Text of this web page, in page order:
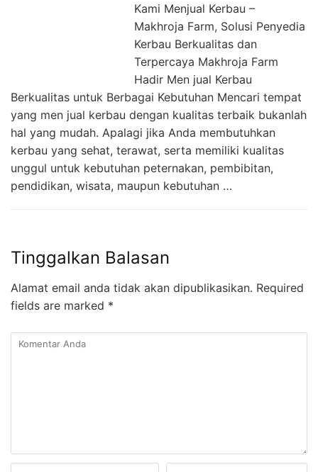
Kami Menjual Kerbau –
Makhroja Farm, Solusi Penyedia
Kerbau Berkualitas dan
Terpercaya Makhroja Farm
Hadir Men jual Kerbau
Berkualitas untuk Berbagai Kebutuhan Mencari tempat
yang men jual kerbau dengan kualitas terbaik bukanlah
hal yang mudah. Apalagi jika Anda membutuhkan
kerbau yang sehat, terawat, serta memiliki kualitas
unggul untuk kebutuhan peternakan, pembibitan,
pendidikan, wisata, maupun kebutuhan …
Tinggalkan Balasan
Alamat email anda tidak akan dipublikasikan. Required
fields are marked *